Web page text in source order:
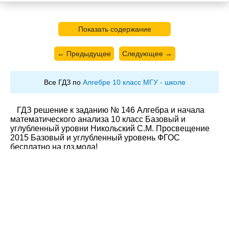
Показать содержание
← Предыдущее Следующее →
Все ГДЗ по Алгебре 10 класс МГУ - школе
ГДЗ решение к заданию № 146 Алгебра и начала
математического анализа 10 класс Базовый и
углубленный уровни Никольский С.М. Просвещение
2015 Базовый и углубленный уровень ФГОС
бесплатно на гдз.мода!